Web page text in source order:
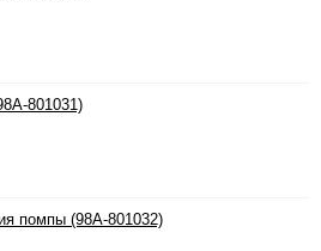
801031)
помпы (98A-801032)